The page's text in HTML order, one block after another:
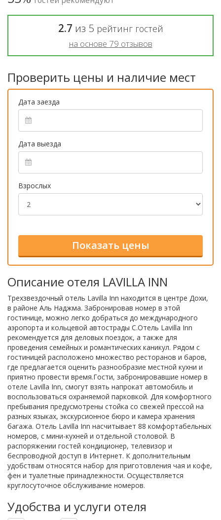
2.7 из 5 рейтинг гостей
на основе 79 отзывов
Проверить цены и наличие мест
Дата заезда
Дата выезда
Взрослых
Описание отеля LAVILLA INN
Трехзвездочный отель Lavilla Inn находится в центре Дохи,
в районе Аль Наджма. Забронировав номер в этой
гостинице, можно легко добраться до международного
аэропорта и кольцевой автострады С.Отель Lavilla Inn
рекомендуется для деловых поездок, а также для
проведения семейных и романтических каникул. Рядом с
гостиницей расположено множество ресторанов и баров,
где предлагается оценить разнообразие местной кухни и
приятно провести время.Гости, забронировавшие номер в
отеле Lavilla Inn, смогут взять напрокат автомобиль и
воспользоваться охраняемой парковкой. Для комфортного
пребывания предусмотрены стойка со свежей прессой на
разных языках, экскурсионное бюро и камера хранения
багажа. Отель Lavilla Inn насчитывает 88 комфортабельных
номеров, с мини-кухней и отдельной столовой. В
распоряжении гостей кондиционер, телевизор и
беспроводной доступ в Интернет. К дополнительным
удобствам относятся набор для приготовления чая и кофе,
фен и туалетные принадлежности. Осуществляется
круглосуточное обслуживание номеров.
Удобства и услуги отеля